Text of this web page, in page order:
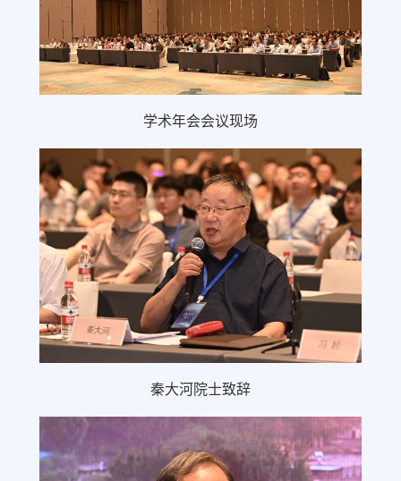
学术年会会议现场
秦大河院士致辞